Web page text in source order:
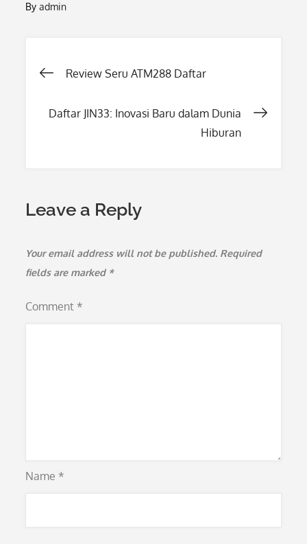
Byadmin
Post
navigation
Review Seru ATM288 Daftar
Daftar JIN33: Inovasi Baru dalam Dunia
Hiburan
Leave a Reply
Your email address will not be published. Required
fields are marked *
Comment *
Name *